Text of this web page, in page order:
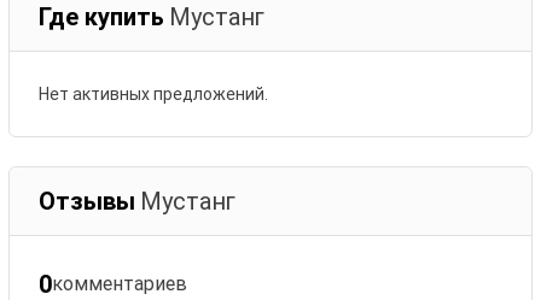
Где купить Мустанг
Нет активных предложений.
Отзывы Мустанг
0комментариев